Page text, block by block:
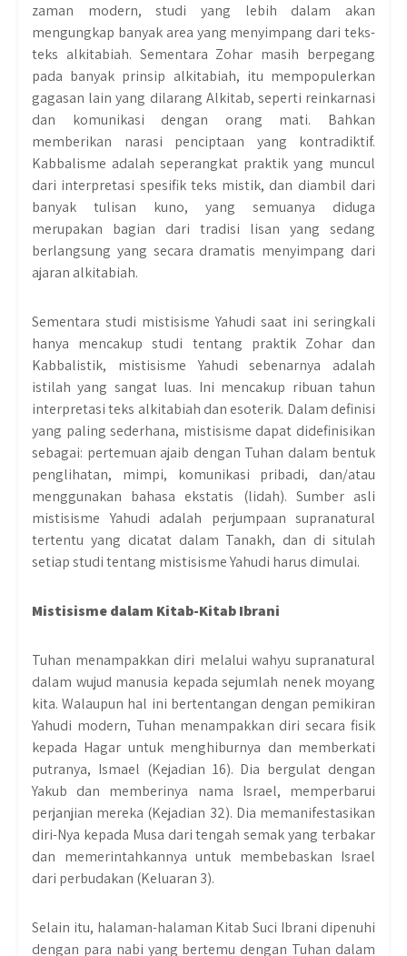
zaman modern, studi yang lebih dalam akan
mengungkap banyak area yang menyimpang dari teks-
teks alkitabiah. Sementara Zohar masih berpegang
pada banyak prinsip alkitabiah, itu mempopulerkan
gagasan lain yang dilarang Alkitab, seperti reinkarnasi
dan komunikasi dengan orang mati. Bahkan
memberikan narasi penciptaan yang kontradiktif.
Kabbalisme adalah seperangkat praktik yang muncul
dari interpretasi spesifik teks mistik, dan diambil dari
banyak tulisan kuno, yang semuanya diduga
merupakan bagian dari tradisi lisan yang sedang
berlangsung yang secara dramatis menyimpang dari
ajaran alkitabiah.
Sementara studi mistisisme Yahudi saat ini seringkali
hanya mencakup studi tentang praktik Zohar dan
Kabbalistik, mistisisme Yahudi sebenarnya adalah
istilah yang sangat luas. Ini mencakup ribuan tahun
interpretasi teks alkitabiah dan esoterik. Dalam definisi
yang paling sederhana, mistisisme dapat didefinisikan
sebagai: pertemuan ajaib dengan Tuhan dalam bentuk
penglihatan, mimpi, komunikasi pribadi, dan/atau
menggunakan bahasa ekstatis (lidah). Sumber asli
mistisisme Yahudi adalah perjumpaan supranatural
tertentu yang dicatat dalam Tanakh, dan di situlah
setiap studi tentang mistisisme Yahudi harus dimulai.
Mistisisme dalam Kitab-Kitab Ibrani
Tuhan menampakkan diri melalui wahyu supranatural
dalam wujud manusia kepada sejumlah nenek moyang
kita. Walaupun hal ini bertentangan dengan pemikiran
Yahudi modern, Tuhan menampakkan diri secara fisik
kepada Hagar untuk menghiburnya dan memberkati
putranya, Ismael (Kejadian 16). Dia bergulat dengan
Yakub dan memberinya nama Israel, memperbarui
perjanjian mereka (Kejadian 32). Dia memanifestasikan
diri-Nya kepada Musa dari tengah semak yang terbakar
dan memerintahkannya untuk membebaskan Israel
dari perbudakan (Keluaran 3).
Selain itu, halaman-halaman Kitab Suci Ibrani dipenuhi
dengan para nabi yang bertemu dengan Tuhan dalam